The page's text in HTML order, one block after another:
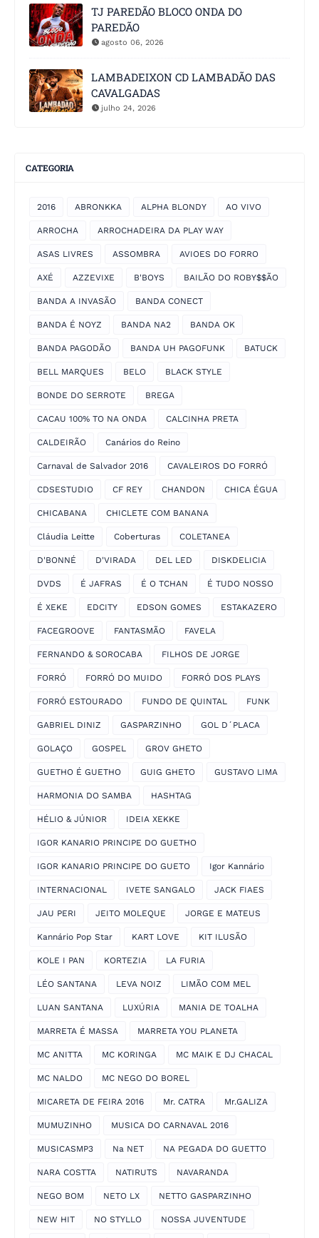
TJ PAREDÃO BLOCO ONDA DO
PAREDÃO
agosto 06, 2026
LAMBADEIXON CD LAMBADÃO DAS
CAVALGADAS
julho 24, 2026
CATEGORIA
2016 ABRONKKA ALPHA BLONDY AO VIVO
ARROCHA ARROCHADEIRA DA PLAY WAY
ASAS LIVRES ASSOMBRA AVIOES DO FORRO
AXÉ AZZEVIXE B'BOYS BAILÃO DO ROBY$$ÃO
BANDA A INVASÃO BANDA CONECT
BANDA É NOYZ BANDA NA2 BANDA OK
BANDA PAGODÃO BANDA UH PAGOFUNK BATUCK
BELL MARQUES BELO BLACK STYLE
BONDE DO SERROTE BREGA
CACAU 100% TO NA ONDA CALCINHA PRETA
CALDEIRÃO Canários do Reino
Carnaval de Salvador 2016 CAVALEIROS DO FORRÓ
CDSESTUDIO CF REY CHANDON CHICA ÉGUA
CHICABANA CHICLETE COM BANANA
Cláudia Leitte Coberturas COLETANEA
D'BONNÉ D'VIRADA DEL LED DISKDELICIA
DVDS É JAFRAS É O TCHAN É TUDO NOSSO
É XEKE EDCITY EDSON GOMES ESTAKAZERO
FACEGROOVE FANTASMÃO FAVELA
FERNANDO & SOROCABA FILHOS DE JORGE
FORRÓ FORRÓ DO MUIDO FORRÓ DOS PLAYS
FORRÓ ESTOURADO FUNDO DE QUINTAL FUNK
GABRIEL DINIZ GASPARZINHO GOL D´PLACA
GOLAÇO GOSPEL GROV GHETO
GUETHO É GUETHO GUIG GHETO GUSTAVO LIMA
HARMONIA DO SAMBA HASHTAG
HÉLIO & JÚNIOR IDEIA XEKKE
IGOR KANARIO PRINCIPE DO GUETHO
IGOR KANARIO PRINCIPE DO GUETO Igor Kannário
INTERNACIONAL IVETE SANGALO JACK FIAES
JAU PERI JEITO MOLEQUE JORGE E MATEUS
Kannário Pop Star KART LOVE KIT ILUSÃO
KOLE I PAN KORTEZIA LA FURIA
LÉO SANTANA LEVA NOIZ LIMÃO COM MEL
LUAN SANTANA LUXÚRIA MANIA DE TOALHA
MARRETA É MASSA MARRETA YOU PLANETA
MC ANITTA MC KORINGA MC MAIK E DJ CHACAL
MC NALDO MC NEGO DO BOREL
MICARETA DE FEIRA 2016 Mr. CATRA Mr.GALIZA
MUMUZINHO MUSICA DO CARNAVAL 2016
MUSICASMP3 Na NET NA PEGADA DO GUETTO
NARA COSTTA NATIRUTS NAVARANDA
NEGO BOM NETO LX NETTO GASPARZINHO
NEW HIT NO STYLLO NOSSA JUVENTUDE